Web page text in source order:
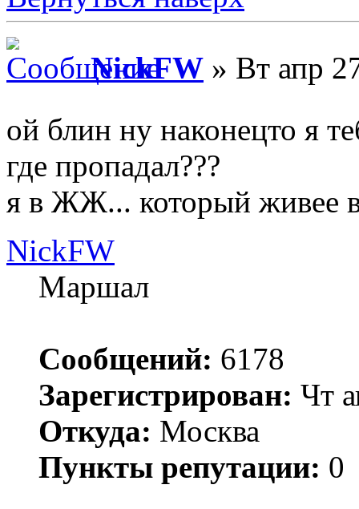
NickFW » Вт апр
ой блин ну наконецто я
где пропадал???
я в ЖЖ... который живее
NickFW
Маршал
Сообщений: 6178
Зарегистрирован: Чт
Откуда: Москва
Пункты репутации: 0